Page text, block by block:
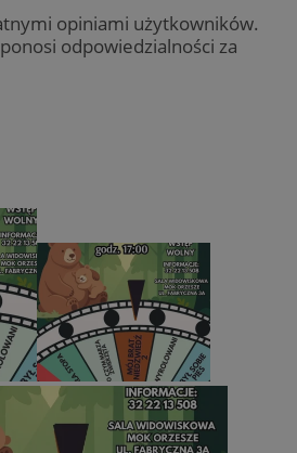
opiniami użytkowników.
odpowiedzialności za